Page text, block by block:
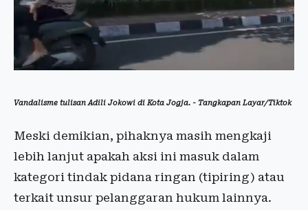
Vandalisme tulisan Adili Jokowi di Kota Jogja. - Tangkapan Layar/Tiktok
Meski demikian, pihaknya masih mengkaji
lebih lanjut apakah aksi ini masuk dalam
kategori tindak pidana ringan (tipiring) atau
terkait unsur pelanggaran hukum lainnya.